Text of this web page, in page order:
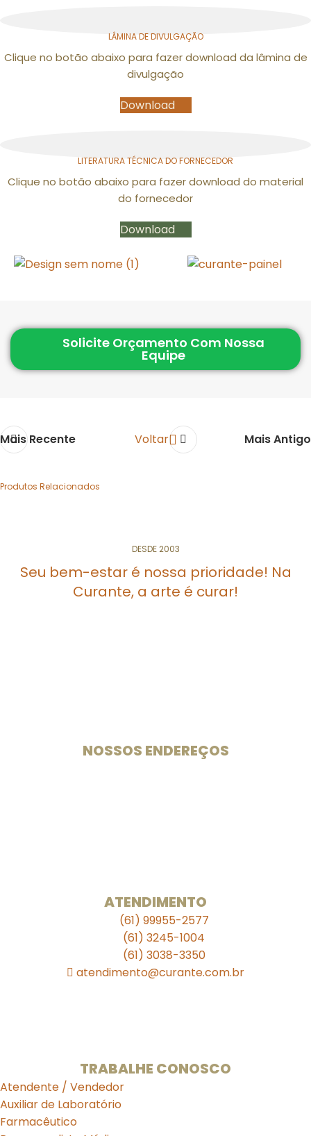
LÂMINA DE DIVULGAÇÃO
Clique no botão abaixo para fazer download da lâmina de
divulgação
Download
LITERATURA TÉCNICA DO FORNECEDOR
Clique no botão abaixo para fazer download do material
do fornecedor
Download
Solicite Orçamento Com Nossa
Equipe
Mais Recente Voltar Mais Antigo
Produtos Relacionados
DESDE 2003
Seu bem-estar é nossa prioridade! Na
Curante, a arte é curar!
NOSSOS ENDEREÇOS
ATENDIMENTO
(61) 99955-2577
(61) 3245-1004
(61) 3038-3350
atendimento@curante.com.br
TRABALHE CONOSCO
Atendente / Vendedor
Auxiliar de Laboratório
Farmacêutico